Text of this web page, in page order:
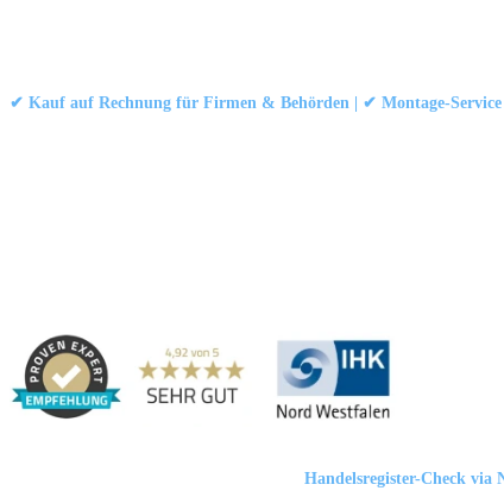
✔ Kauf auf Rechnung für Firmen & Behörden | ✔ Montage-
Handelsregister-Check via